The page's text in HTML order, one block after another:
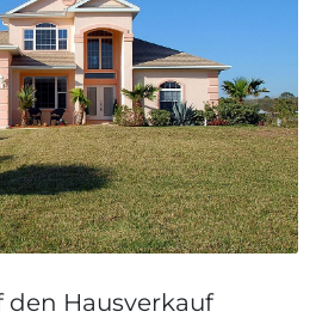
Hausverkauf